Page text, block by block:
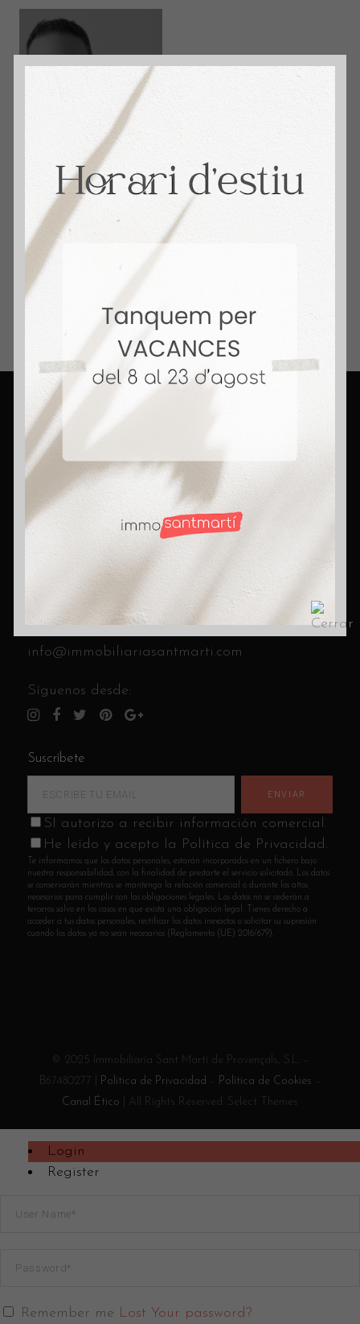
immosantmarti
David Aceituno. + 14 años Vendiendo Hogares.
4,9 🌟 Reseñas en Google. Tu Agente
Inmobiliario.
+ 14 Años Vendiendo Hogares. Honestidad,
compromiso y pasión. Rompemos mitos,
porque aquí somos agentes con corazón.
C/ Cantabria 8 (esquina C/ Andrade)
info@immobiliariasantmarti.com
Síguenos desde:
Suscríbete
SI autorizo a recibir información comercial.
He leído y acepto la Política de Privacidad.
Te informamos que los datos personales, estarán incorporados en un fichero bajo
nuestra responsabilidad, con la finalidad de prestarte el servicio solicitado. Los datos
se conservarán mientras se mantenga la relación comercial o durante los años
necesarios para cumplir con las obligaciones legales. Los datos no se cederán a
terceros salvo en los casos en que exista una obligación legal. Tienes derecho a
acceder a tus datos personales, rectificar los datos inexactos o solicitar su supresión
cuando los datos ya no sean necesarios (Reglamento (UE) 2016/679).
© 2025 Immobiliària Sant Martí de Provençals, S.L. –
B67480277 |
Política de Privacidad Política de Cookies
Canal Ético | All Rights Reserved. Select Themes
Login
Register
Remember me Lost Your password?